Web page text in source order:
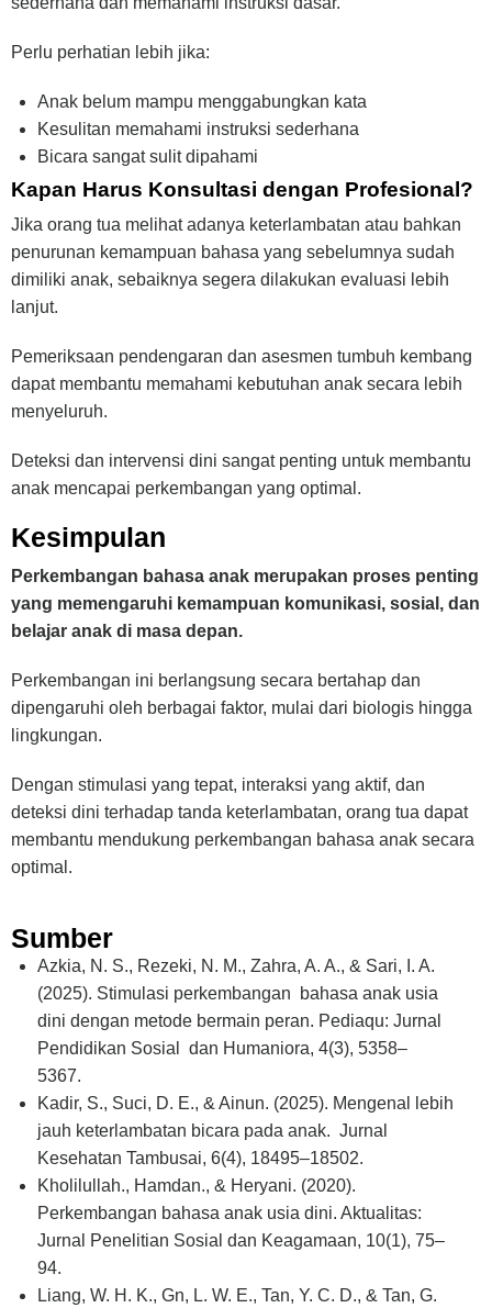
Perlu perhatian lebih jika:
Anak belum mampu menggabungkan kata
Kesulitan memahami instruksi sederhana
Bicara sangat sulit dipahami
Kapan Harus Konsultasi dengan Profesional?
Jika orang tua melihat adanya keterlambatan atau bahkan
penurunan kemampuan bahasa yang sebelumnya sudah
dimiliki anak, sebaiknya segera dilakukan evaluasi lebih
lanjut.
Pemeriksaan pendengaran dan asesmen tumbuh kembang
dapat membantu memahami kebutuhan anak secara lebih
menyeluruh.
Deteksi dan intervensi dini sangat penting untuk membantu
anak mencapai perkembangan yang optimal.
Kesimpulan
Perkembangan bahasa anak merupakan proses penting
yang memengaruhi kemampuan komunikasi, sosial, dan
belajar anak di masa depan.
Perkembangan ini berlangsung secara bertahap dan
dipengaruhi oleh berbagai faktor, mulai dari biologis hingga
lingkungan.
Dengan stimulasi yang tepat, interaksi yang aktif, dan
deteksi dini terhadap tanda keterlambatan, orang tua dapat
membantu mendukung perkembangan bahasa anak secara
optimal.
Sumber
Azkia, N. S., Rezeki, N. M., Zahra, A. A., & Sari, I. A.
(2025). Stimulasi perkembangan bahasa anak usia
dini dengan metode bermain peran. Pediaqu: Jurnal
Pendidikan Sosial dan Humaniora, 4(3), 5358–
5367.
Kadir, S., Suci, D. E., & Ainun. (2025). Mengenal lebih
jauh keterlambatan bicara pada anak. Jurnal
Kesehatan Tambusai, 6(4), 18495–18502.
Kholilullah., Hamdan., & Heryani. (2020).
Perkembangan bahasa anak usia dini. Aktualitas:
Jurnal Penelitian Sosial dan Keagamaan, 10(1), 75–
94.
Liang, W. H. K., Gn, L. W. E., Tan, Y. C. D., & Tan, G.